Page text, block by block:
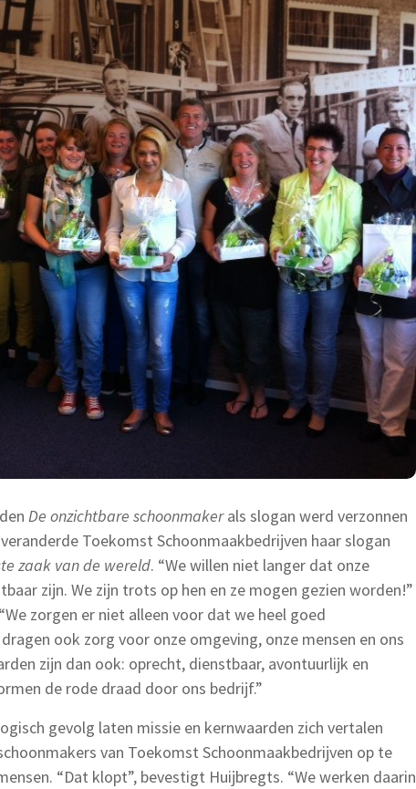
De onzichtbare schoonmakerals slogan werd verzonnen
Toekomst Schoonmaakbedrijven haar slogan
zaak van de wereld. “We willen niet langer dat onze
zijn. We zijn trots op hen en ze mogen gezien worden!”
zorgen er niet alleen voor dat we heel goed
ook zorg voor onze omgeving, onze mensen en ons
zijn dan ook: oprecht, dienstbaar, avontuurlijk en
de rode draad door ons bedrijf.”
gevolg laten missie en kernwaarden zich vertalen
van Toekomst Schoonmaakbedrijven op te
“Dat klopt”, bevestigt Huijbregts. “We werken daarin